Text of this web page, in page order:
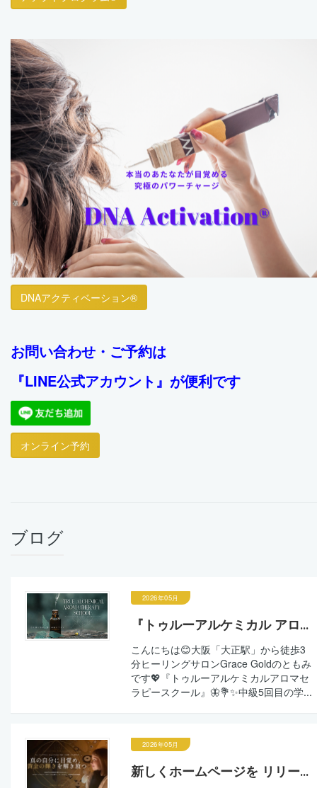
DNAアクティベーション®
お問い合わせ・ご予約は
『LINE公式アカウント』が便利です
オンライン予約
ブログ
2026年05月
『トゥルーアルケミカル アロ...
こんにちは😊大阪「大正駅」から徒歩3
分ヒーリングサロンGrace Goldのともみ
です💖『トゥルーアルケミカルアロマセ
ラピースクール』🦋💐✨中級5回目の学...
2026年05月
新しくホームページを リリー...